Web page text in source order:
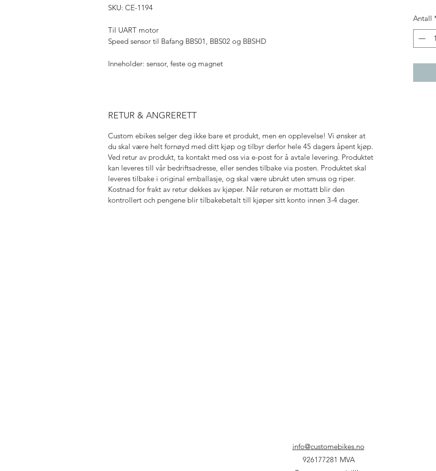
SKU: CE-1194
Til UART motor
Speed sensor til Bafang BBS01, BBS02 og BBSHD
Inneholder: sensor, feste og magnet
RETUR & ANGRERETT
Custom ebikes selger deg ikke bare et produkt, men en opplevelse! Vi ønsker at
du skal være helt fornøyd med ditt kjøp og tilbyr derfor hele 45 dagers åpent kjøp.
Ved retur av produkt, ta kontakt med oss via e-post for å avtale levering. Produktet
kan leveres till vår bedriftsadresse, eller sendes tilbake via posten. Produktet skal
leveres tilbake i original emballasje, og skal være ubrukt uten smuss og riper.
Kostnad for frakt av retur dekkes av kjøper. Når returen er mottatt blir den
kontrollert och pengene blir tilbakebetalt till kjøper sitt konto innen 3-4 dager.
Antall
info@customebikes.no
926177281 MVA